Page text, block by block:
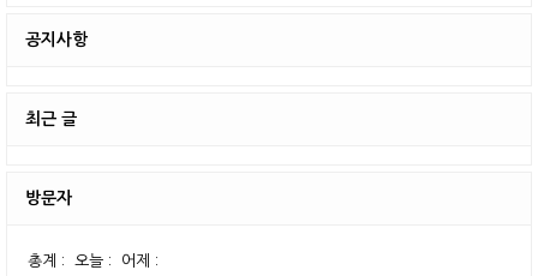
공지사항
최근 글
방문자
총계 : 오늘 : 어제 :